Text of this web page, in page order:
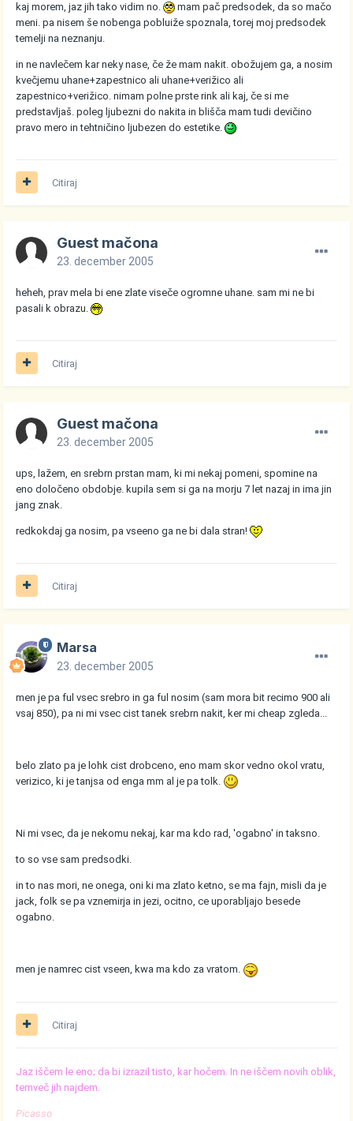
kaj morem, jaz jih tako vidim no.
mam pač predsodek, da so mačo
meni. pa nisem še nobenga pobluiže spoznala, torej moj predsodek
temelji na neznanju.
in ne navlečem kar neky nase, če že mam nakit. obožujem ga, a nosim
kvečjemu uhane+zapestnico ali uhane+verižico ali
zapestnico+verižico. nimam polne prste rink ali kaj, če si me
predstavljaš. poleg ljubezni do nakita in blišča mam tudi devičino
pravo mero in tehtničino ljubezen do estetike.
Citiraj
Guest mačona
23. december 2005
heheh, prav mela bi ene zlate viseče ogromne uhane. sam mi ne bi
pasali k obrazu.
Citiraj
Guest mačona
23. december 2005
ups, lažem, en srebrn prstan mam, ki mi nekaj pomeni, spomine na
eno določeno obdobje. kupila sem si ga na morju 7 let nazaj in ima jin
jang znak.
redkokdaj ga nosim, pa vseeno ga ne bi dala stran!
Citiraj
Marsa
23. december 2005
men je pa ful vsec srebro in ga ful nosim (sam mora bit recimo 900 ali
vsaj 850), pa ni mi vsec cist tanek srebrn nakit, ker mi cheap zgleda...
belo zlato pa je lohk cist drobceno, eno mam skor vedno okol vratu,
verizico, ki je tanjsa od enga mm al je pa tolk.
Ni mi vsec, da je nekomu nekaj, kar ma kdo rad, 'ogabno' in taksno.
to so vse sam predsodki.
in to nas mori, ne onega, oni ki ma zlato ketno, se ma fajn, misli da je
jack, folk se pa vznemirja in jezi, ocitno, ce uporabljajo besede
ogabno.
men je namrec cist vseen, kwa ma kdo za vratom.
Citiraj
Jaz iščem le eno; da bi izrazil tisto, kar hočem. In ne iščem novih oblik,
temveč jih najdem.
Picasso